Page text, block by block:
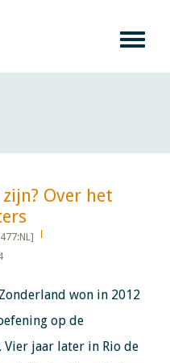
Over het
won in 2012
op de
Vier jaar later in Rio de